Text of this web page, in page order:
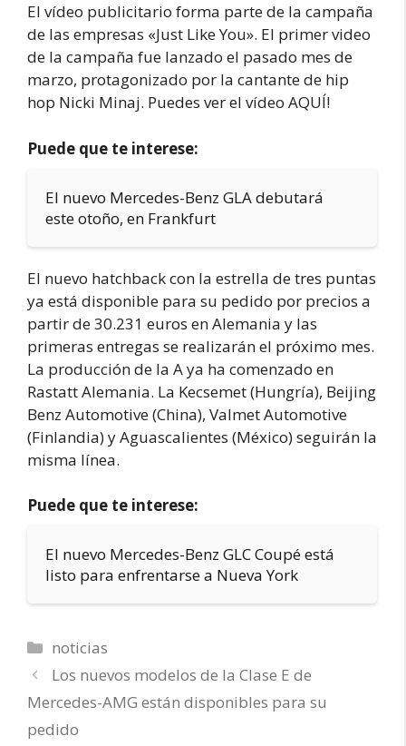
El vídeo publicitario forma parte de la campaña
de las empresas «Just Like You». El primer video
de la campaña fue lanzado el pasado mes de
marzo, protagonizado por la cantante de hip
hop Nicki Minaj. Puedes ver el vídeo AQUÍ!
Puede que te interese:
El nuevo Mercedes-Benz GLA debutará
este otoño, en Frankfurt
El nuevo hatchback con la estrella de tres puntas
ya está disponible para su pedido por precios a
partir de 30.231 euros en Alemania y las
primeras entregas se realizarán el próximo mes.
La producción de la A ya ha comenzado en
Rastatt Alemania. La Kecsemet (Hungría), Beijing
Benz Automotive (China), Valmet Automotive
(Finlandia) y Aguascalientes (México) seguirán la
misma línea.
Puede que te interese:
El nuevo Mercedes-Benz GLC Coupé está
listo para enfrentarse a Nueva York
Categorías
noticias
Los nuevos modelos de la Clase E de
Mercedes-AMG están disponibles para su
pedido